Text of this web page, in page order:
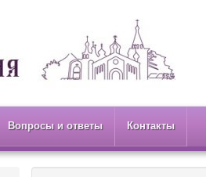
Вопросы и ответы Контакты